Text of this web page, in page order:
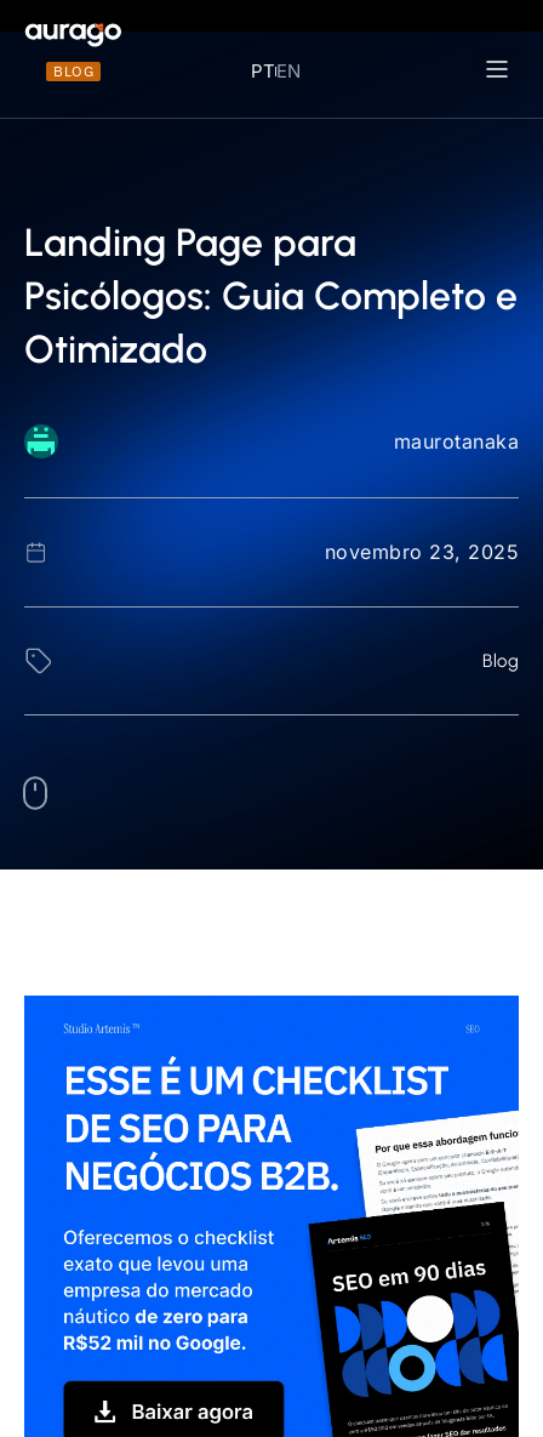
BLOG PTEN
Landing Page para
Psicólogos: Guia Completo e
Otimizado
maurotanaka
novembro 23, 2025
Blog